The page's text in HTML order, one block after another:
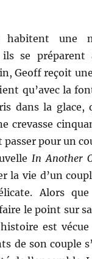
une
ils se
Geoff reçoit
qu’avec la
dans la
crevasse
passer pour un
In Another
la vie d’un
Alors
le point sur
est
de son couple